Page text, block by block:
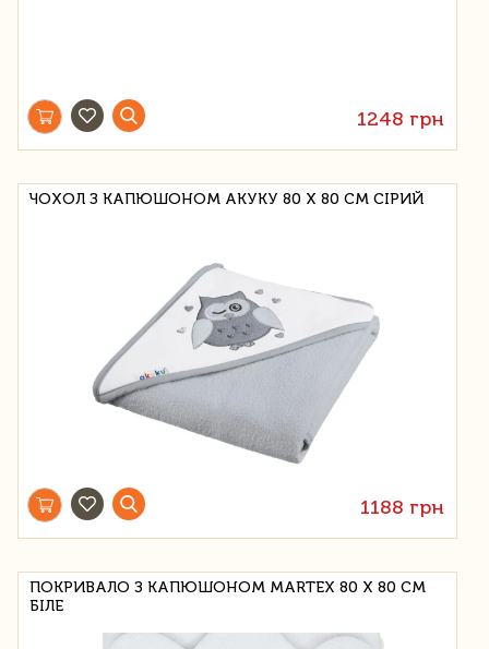
1248 грн
ЧОХОЛ З КАПЮШОНОМ АКУКУ 80 Х 80 СМ СІРИЙ
1188 грн
ПОКРИВАЛО З КАПЮШОНОМ MARTEX 80 Х 80 СМ
БІЛЕ